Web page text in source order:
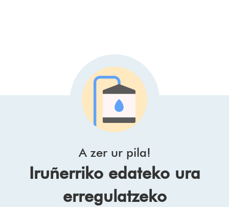
A zer ur pila!
Iruñerriko edateko ura
erregulatzeko